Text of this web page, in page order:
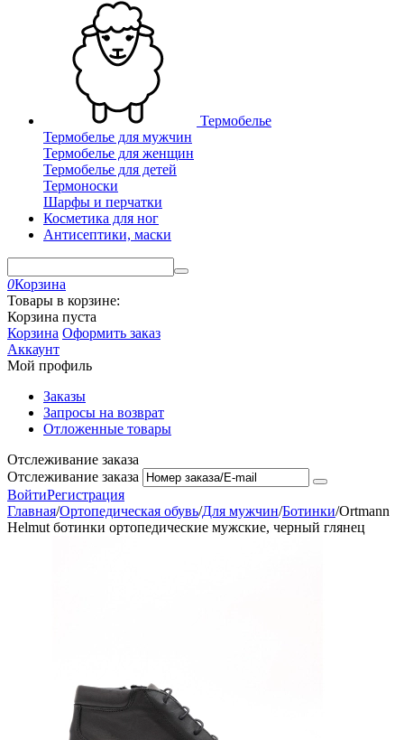
Термобелье
Термобелье для мужчин
Термобелье для женщин
Термобелье для детей
Термоноски
Шарфы и перчатки
Косметика для ног
Антисептики, маски
0Корзина
Товары в корзине:
Корзина пуста
Корзина Оформить заказ
Аккаунт
Мой профиль
Заказы
Запросы на возврат
Отложенные товары
Отслеживание заказа
Отслеживание заказа
ВойтиРегистрация
Главная/Ортопедическая обувь/Для мужчин/Ботинки/Ortmann
Helmut ботинки ортопедические мужские, черный глянец